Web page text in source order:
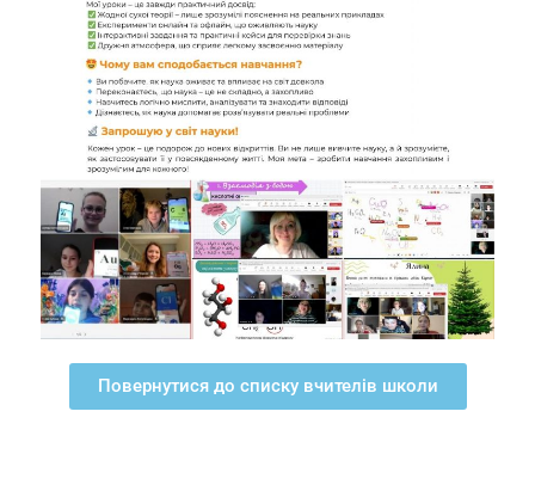
Повернутися до списку вчителів школи